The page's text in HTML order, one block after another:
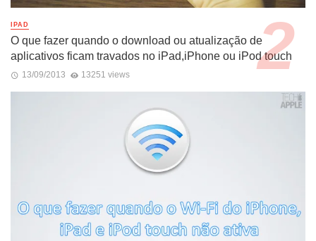
IPAD
O que fazer quando o download ou atualização de
aplicativos ficam travados no iPad,iPhone ou iPod touch
13/09/2013 13251 views